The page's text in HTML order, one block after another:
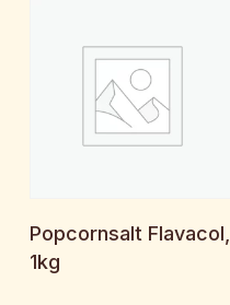
Begär offert
Popcornsalt Flavacol,
1kg